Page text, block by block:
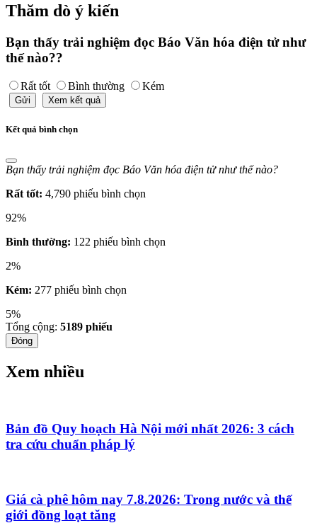
Thăm dò ý kiến
Bạn thấy trải nghiệm đọc Báo Văn hóa điện tử như
thế nào??
Rất tốt Bình thường Kém
Gửi Xem kết quả
Kết quả bình chọn
Bạn thấy trải nghiệm đọc Báo Văn hóa điện tử như thế nào?
Rất tốt: 4,790 phiếu bình chọn
92%
Bình thường: 122 phiếu bình chọn
2%
Kém: 277 phiếu bình chọn
5%
Tổng cộng: 5189 phiếu
Đóng
Xem nhiều
Bản đồ Quy hoạch Hà Nội mới nhất 2026: 3 cách
tra cứu chuẩn pháp lý
Giá cà phê hôm nay 7.8.2026: Trong nước và thế
giới đồng loạt tăng